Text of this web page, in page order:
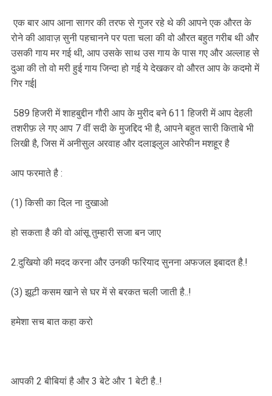
एक बार आप आना सागर की तरफ से गुजर रहे थे की आपने एक औरत के
रोने की आवाज़ सुनी पहचानने पर पता चला की वो औरत बहुत गरीब थी और
उसकी गाय मर गई थी, आप उसके साथ उस गाय के पास गए और अल्लाह से
दुआ की तो वो मरी हुई गाय जिन्दा हो गई ये देखकर वो औरत आप के कदमो में
गिर गई|
589 हिजरी में शाहबुद्दीन गौरी आप के मुरीद बने 611 हिजरी में आप देहली
तशरीफ़ ले गए आप 7 वीं सदी के मुजद्दिद भी है, आपने बहुत सारी किताबे भी
लिखी है, जिस में अनीसुल अरवाह और दलाइलुल आरेफीन मशहूर है
आप फरमाते है :
(1) किसी का दिल ना दुखाओ
हो सकता है की वो आंसू तुम्हारी सजा बन जाए
2.दुखियो की मदद करना और उनकी फरियाद सुनना अफजल इबादत है.!
(3) झूटी कसम खाने से घर में से बरकत चली जाती है..!
हमेशा सच बात कहा करो
आपकी 2 बीबियां है और 3 बेटे और 1 बेटी है..!